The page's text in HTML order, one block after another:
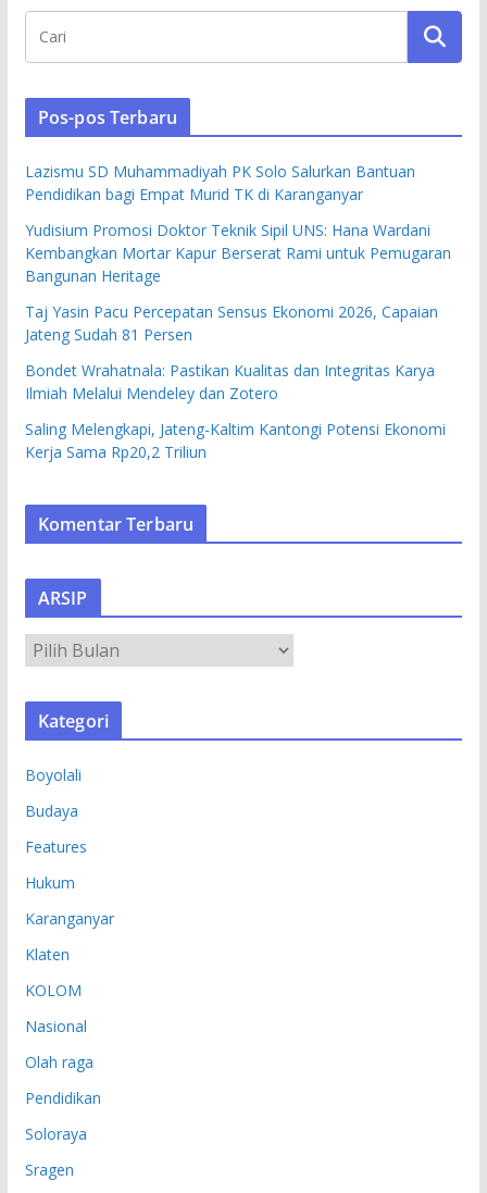
Pos-pos Terbaru
Lazismu SD Muhammadiyah PK Solo Salurkan Bantuan
Pendidikan bagi Empat Murid TK di Karanganyar
Yudisium Promosi Doktor Teknik Sipil UNS: Hana Wardani
Kembangkan Mortar Kapur Berserat Rami untuk Pemugaran
Bangunan Heritage
Taj Yasin Pacu Percepatan Sensus Ekonomi 2026, Capaian
Jateng Sudah 81 Persen
Bondet Wrahatnala: Pastikan Kualitas dan Integritas Karya
Ilmiah Melalui Mendeley dan Zotero
Saling Melengkapi, Jateng-Kaltim Kantongi Potensi Ekonomi
Kerja Sama Rp20,2 Triliun
Komentar Terbaru
ARSIP
R
S
Kategori
Boyolali
Budaya
Features
Hukum
Karanganyar
Klaten
KOLOM
Nasional
Olah raga
Pendidikan
Soloraya
Sragen